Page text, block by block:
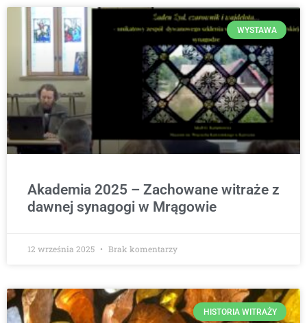
WYSTAWA
Akademia 2025 – Zachowane witraże z
dawnej synagogi w Mrągowie
12 września 2025 Brak komentarzy
HISTORIA WITRAŻY